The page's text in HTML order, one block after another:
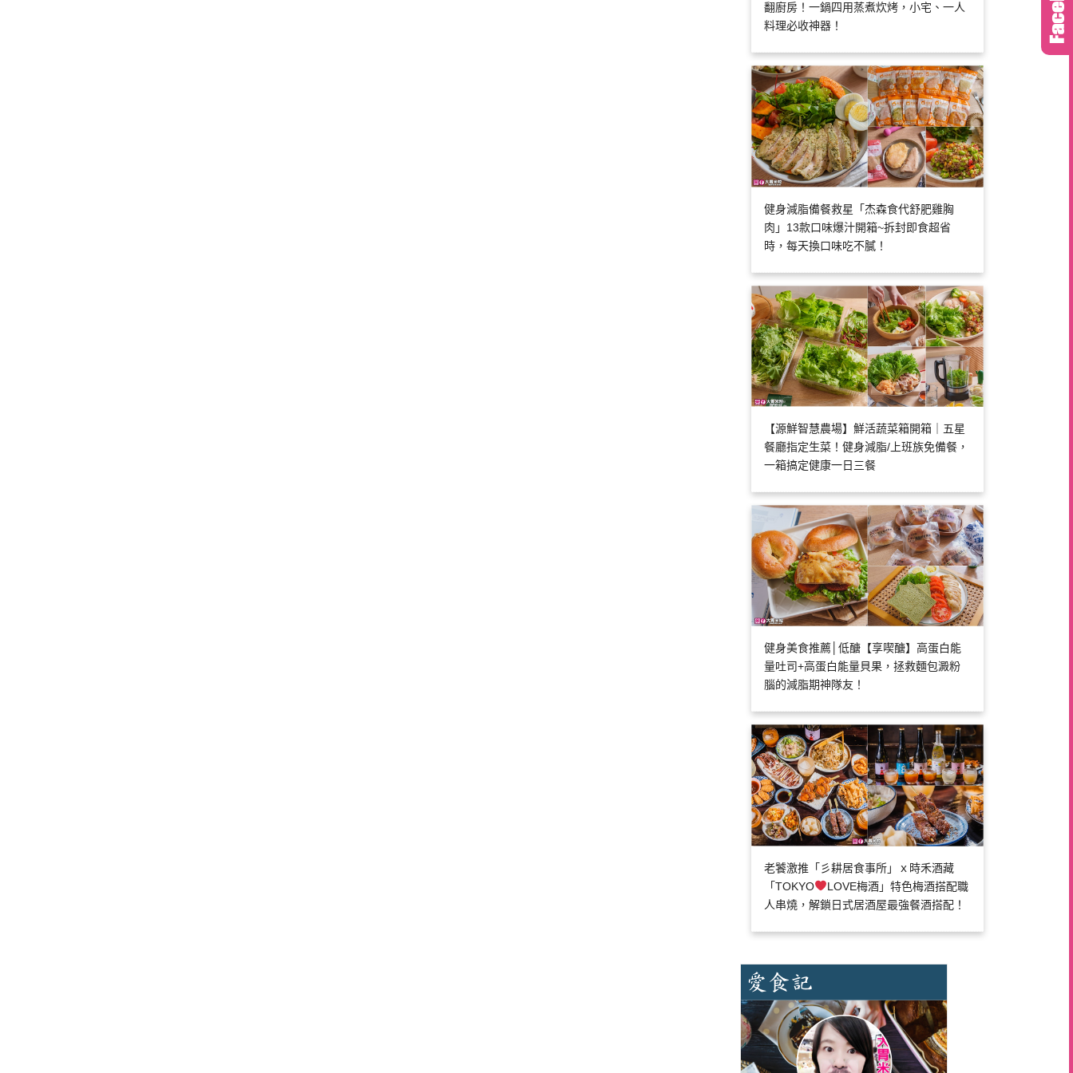
翻廚房！一鍋四用蒸煮炊烤，小宅、一人
料理必收神器！
健身減脂備餐救星「杰森食代舒肥雞胸
肉」13款口味爆汁開箱~拆封即食超省
時，每天換口味吃不膩！
【源鮮智慧農場】鮮活蔬菜箱開箱｜五星
餐廳指定生菜！健身減脂/上班族免備餐，
一箱搞定健康一日三餐
健身美食推薦│低醣【享喫醣】高蛋白能
量吐司+高蛋白能量貝果，拯救麵包澱粉
腦的減脂期神隊友！
老饕激推「彡耕居食事所」ｘ時禾酒藏
「TOKYO
LOVE梅酒」特色梅酒搭配職
人串燒，解鎖日式居酒屋最強餐酒搭配！